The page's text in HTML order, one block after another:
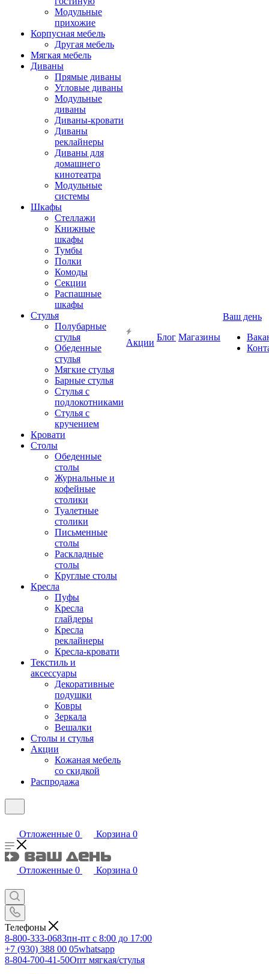
Модульные
прихожие
Корпусная мебель
Другая мебель
Мягкая мебель
Диваны
Прямые диваны
Угловые диваны
Модульные
диваны
Диваны-кровати
Диваны
реклайнеры
Диваны для
домашнего
кинотеатра
Модульные
системы
Шкафы
Стеллажи
Книжные
шкафы
Тумбы
Полки
Комоды
Секции
Распашные
шкафы
Стулья
Полубарные
стулья
Обеденные
стулья
Мягкие стулья
Барные стулья
Стулья с
подлокотниками
Стулья с
кручением
Кровати
Столы
Обеденные
столы
Журнальные и
кофейные
столики
Туалетные
столики
Письменные
столы
Раскладные
столы
Круглые столы
Кресла
Пуфы
Кресла
глайдеры
Кресла
реклайнеры
Кресла-кровати
Текстиль и
аксессуары
Декоративные
подушки
Ковры
Зеркала
Вешалки
Столы и стулья
Акции
Кожаная мебель
со скидкой
Распродажа
Акции
Блог Магазины
Ваш день
Отложенные 0 Корзина 0
Отложенные 0 Корзина 0
Телефоны
8-800-333-0683пн-пт с 8:00 до 17:00
+7 (930) 388 00 05whatsapp
8-804-700-41-50Опт мягкая/стулья